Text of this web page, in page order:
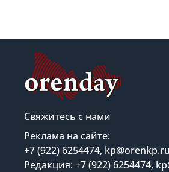
Свяжитесь с нами
Реклама на сайте:
+7 (922) 6254474, kp@orenkp.ru
Редакция: +7 (922) 6254474,